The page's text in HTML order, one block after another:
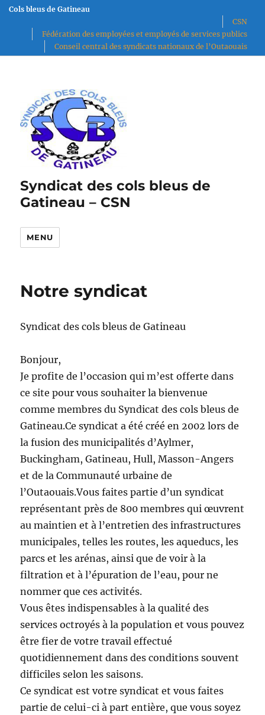
Cols bleus de Gatineau
CSN
Fédération des employées et employés de services publics
Conseil central des syndicats nationaux de l’Outaouais
Syndicat des cols bleus de
Gatineau – CSN
MENU
Notre syndicat
Syndicat des cols bleus de Gatineau
Bonjour,
Je profite de l’occasion qui m’est offerte dans
ce site pour vous souhaiter la bienvenue
comme membres du Syndicat des cols bleus de
Gatineau.Ce syndicat a été créé en 2002 lors de
la fusion des municipalités d’Aylmer,
Buckingham, Gatineau, Hull, Masson-Angers
et de la Communauté urbaine de
l’Outaouais.Vous faites partie d’un syndicat
représentant près de 800 membres qui œuvrent
au maintien et à l’entretien des infrastructures
municipales, telles les routes, les aqueducs, les
parcs et les arénas, ainsi que de voir à la
filtration et à l’épuration de l’eau, pour ne
nommer que ces activités.
Vous êtes indispensables à la qualité des
services octroyés à la population et vous pouvez
être fier de votre travail effectué
quotidiennement dans des conditions souvent
difficiles selon les saisons.
Ce syndicat est votre syndicat et vous faites
partie de celui-ci à part entière, que vous soyez